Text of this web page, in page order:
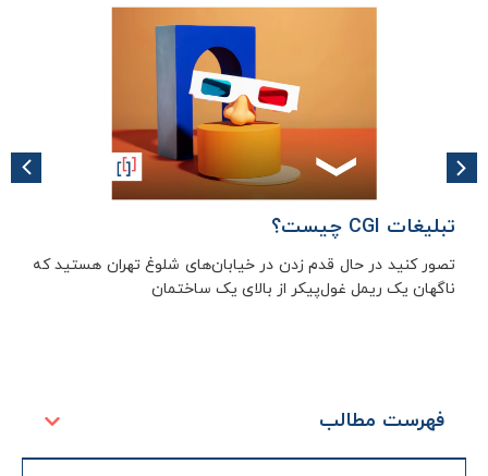
تبلیغات CGI چیست؟
تصور کنید در حال قدم زدن در خیابان‌های شلوغ تهران هستید که
ناگهان یک ریمل غول‌پیکر از بالای یک ساختمان
فهرست مطالب